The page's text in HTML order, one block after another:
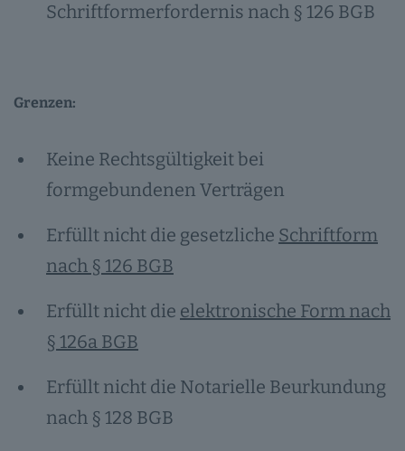
Schriftformerfordernis nach § 126 BGB
Grenzen:
Keine Rechtsgültigkeit bei
formgebundenen Verträgen
Erfüllt nicht die gesetzliche Schriftform
nach § 126 BGB
Erfüllt nicht die elektronische Form nach
§ 126a BGB
Erfüllt nicht die Notarielle Beurkundung
nach § 128 BGB